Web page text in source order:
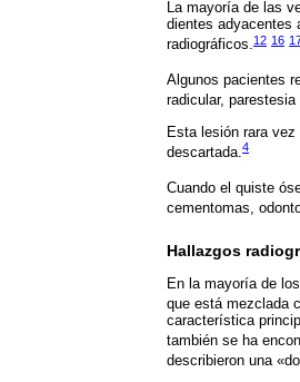
La mayoría de las
dientes adyacentes
radiográficos.12 16
Algunos pacientes
radicular,
Esta lesión rara
descartada.4
Cuando el quiste
cementomas,
Hallazgos
En la mayoría de
que está mezclada
característica
también se ha
describieron una